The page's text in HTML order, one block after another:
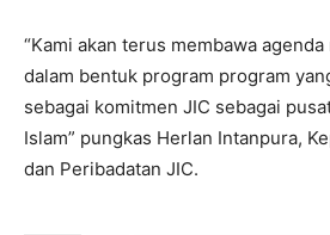
“Kami akan terus membawa
dalam bentuk program program
sebagai komitmen JIC sebagai
Islam” pungkas Herlan Intanpura,
dan Peribadatan JIC.